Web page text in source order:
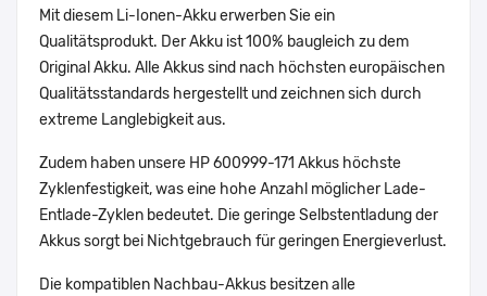
Mit diesem Li-Ionen-Akku erwerben Sie ein
Qualitätsprodukt. Der Akku ist 100% baugleich zu dem
Original Akku. Alle Akkus sind nach höchsten europäischen
Qualitätsstandards hergestellt und zeichnen sich durch
extreme Langlebigkeit aus.
Zudem haben unsere HP 600999-171 Akkus höchste
Zyklenfestigkeit, was eine hohe Anzahl möglicher Lade-
Entlade-Zyklen bedeutet. Die geringe Selbstentladung der
Akkus sorgt bei Nichtgebrauch für geringen Energieverlust.
Die kompatiblen Nachbau-Akkus besitzen alle